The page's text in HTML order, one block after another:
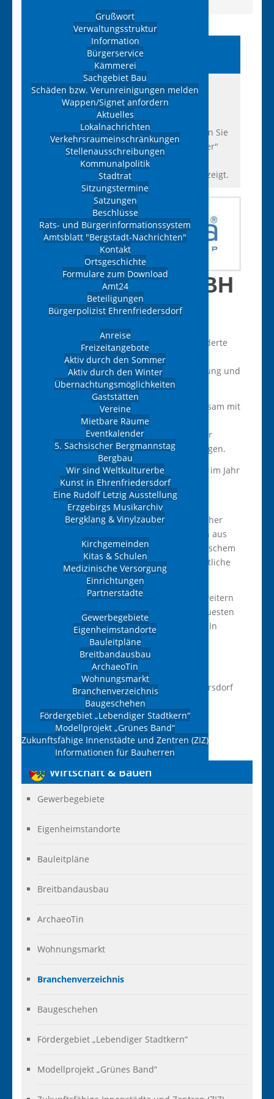
Grußwort
Verwaltungsstruktur
Information
Bürgerservice
Kämmerei
Sachgebiet Bau
Schäden bzw. Verunreinigungen melden
Wappen/Signet anfordern
Aktuelles
Lokalnachrichten
Verkehrsraumeinschränkungen
Stellenausschreibungen
Kommunalpolitik
Stadtrat
Sitzungstermine
Satzungen
Beschlüsse
Rats- und Bürgerinformationssystem
Amtsblatt "Bergstadt-Nachrichten"
Kontakt
Ortsgeschichte
Formulare zum Download
Amt24
Beteiligungen
Bürgerpolizist Ehrenfriedersdorf
Anreise
Freizeitangebote
Aktiv durch den Sommer
Aktiv durch den Winter
Übernachtungsmöglichkeiten
Gaststätten
Vereine
Mietbare Räume
Eventkalender
5. Sächsischer Bergmannstag
Bergbau
Wir sind Weltkulturerbe
Kunst in Ehrenfriedersdorf
Eine Rudolf Letzig Ausstellung
Erzgebirgs Musikarchiv
Bergklang & Vinylzauber
Kirchgemeinden
Kitas & Schulen
Medizinische Versorgung
Einrichtungen
Partnerstädte
Gewerbegebiete
Eigenheimstandorte
Bauleitpläne
Breitbandausbau
ArchaeoTin
Wohnungsmarkt
Branchenverzeichnis
Baugeschehen
Fördergebiet „Lebendiger Stadtkern“
Modellprojekt „Grünes Band“
Zukunftsfähige Innenstädte und Zentren (ZIZ)
Informationen für Bauherren
Branchenverzeichnis
Ehrenfriedersdorf
Hier finden Sie eine Übersicht der
eingetragenen Gewerbe der Stadt
Ehrenfriedersdorf. Die Liste kann unter
Umständen nicht vollständig sein. Wählen Sie
die entsprechende Kateogrie neben "Filter"
aus. Ihnen werden dann nur noch
Unternehmen aus dieser Kategorie angezeigt.
FUNERALIA GMBH
DRUCKEN
Raumausstattung / Stoffe / Gardinen
Funeralia® ist Spezialist für maßgeschneiderte
Einrichtungen im Bereich Pathologie &
Rechtsmedizin, Anatomie, Labor & Forschung und
Veterinärpathologie.
Seit über 50 Jahren entwickeln wir gemeinsam mit
unseren Kunden innovative Konzepte für
Komplett- und Systemeinrichtungen. Unser
Standard lautet: individuelle Sonderlösungen.
Seit der Entstehung der Funeralia® GmbH im Jahr
1970 haben wir zahlreiche nationale und
internationale Projekte begleitet.
Dabei mussten wir oft die Grenzen des bisher
Dagewesenen neu überdenken und haben aus
der Verbindung von Innovation und technischem
Know-How zukunftsweisende und ganzheitliche
Lösungen geschaffen.
Somit konnten wir unser Wissen stetig erweitern
und unsere Produktpalette gemäß den neuesten
technischen Erkenntnissen weiterentwickeln
Adresse
Max-Wenzel-Straße 16, 09427, Ehrenfriedersdorf
Telefon:037341/48660
Website:www.funeralia.de
E-Mail:mail@funeralia.de
Wirtschaft & Bauen
Gewerbegebiete
Eigenheimstandorte
Bauleitpläne
Breitbandausbau
ArchaeoTin
Wohnungsmarkt
Branchenverzeichnis
Baugeschehen
Fördergebiet „Lebendiger Stadtkern“
Modellprojekt „Grünes Band“